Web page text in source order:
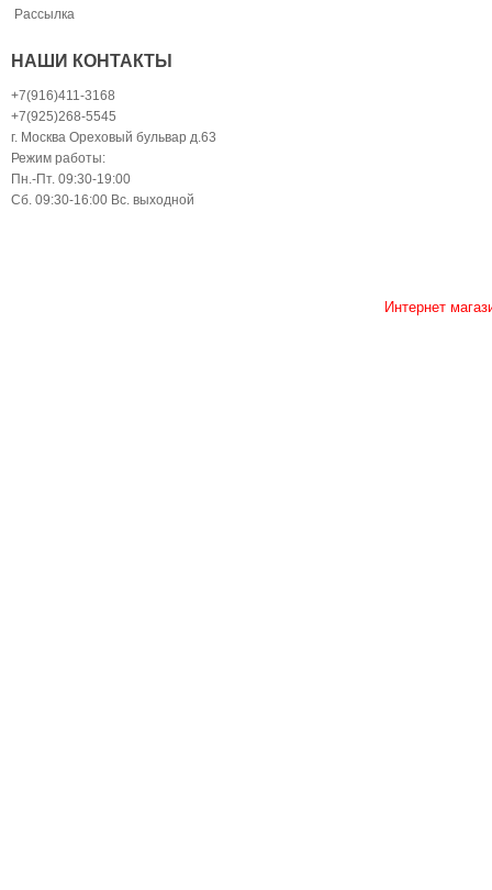
Рассылка
НАШИ КОНТАКТЫ
+7(916)411-3168
+7(925)268-5545
г. Москва Ореховый бульвар д.63
Режим работы:
Пн.-Пт. 09:30-19:00
Сб. 09:30-16:00 Вс. выходной
Интернет